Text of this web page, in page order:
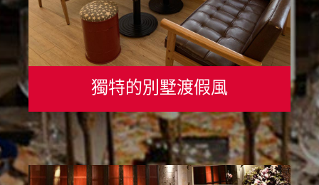
獨特的別墅渡假風